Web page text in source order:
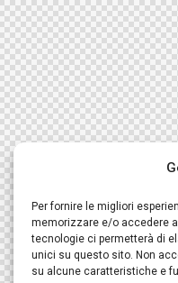
Per fornire le migliori
memorizzare e/o accedere
tecnologie ci permetterà di
unici su questo sito. Non
su alcune caratteristiche e